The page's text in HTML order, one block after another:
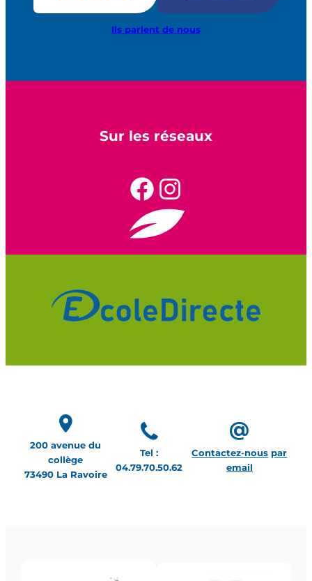
Ils parlent de nous
Sur les réseaux
200 avenue du
collège
73490 La Ravoire
Tel :
04.79.70.50.62
Contactez-nous par
email